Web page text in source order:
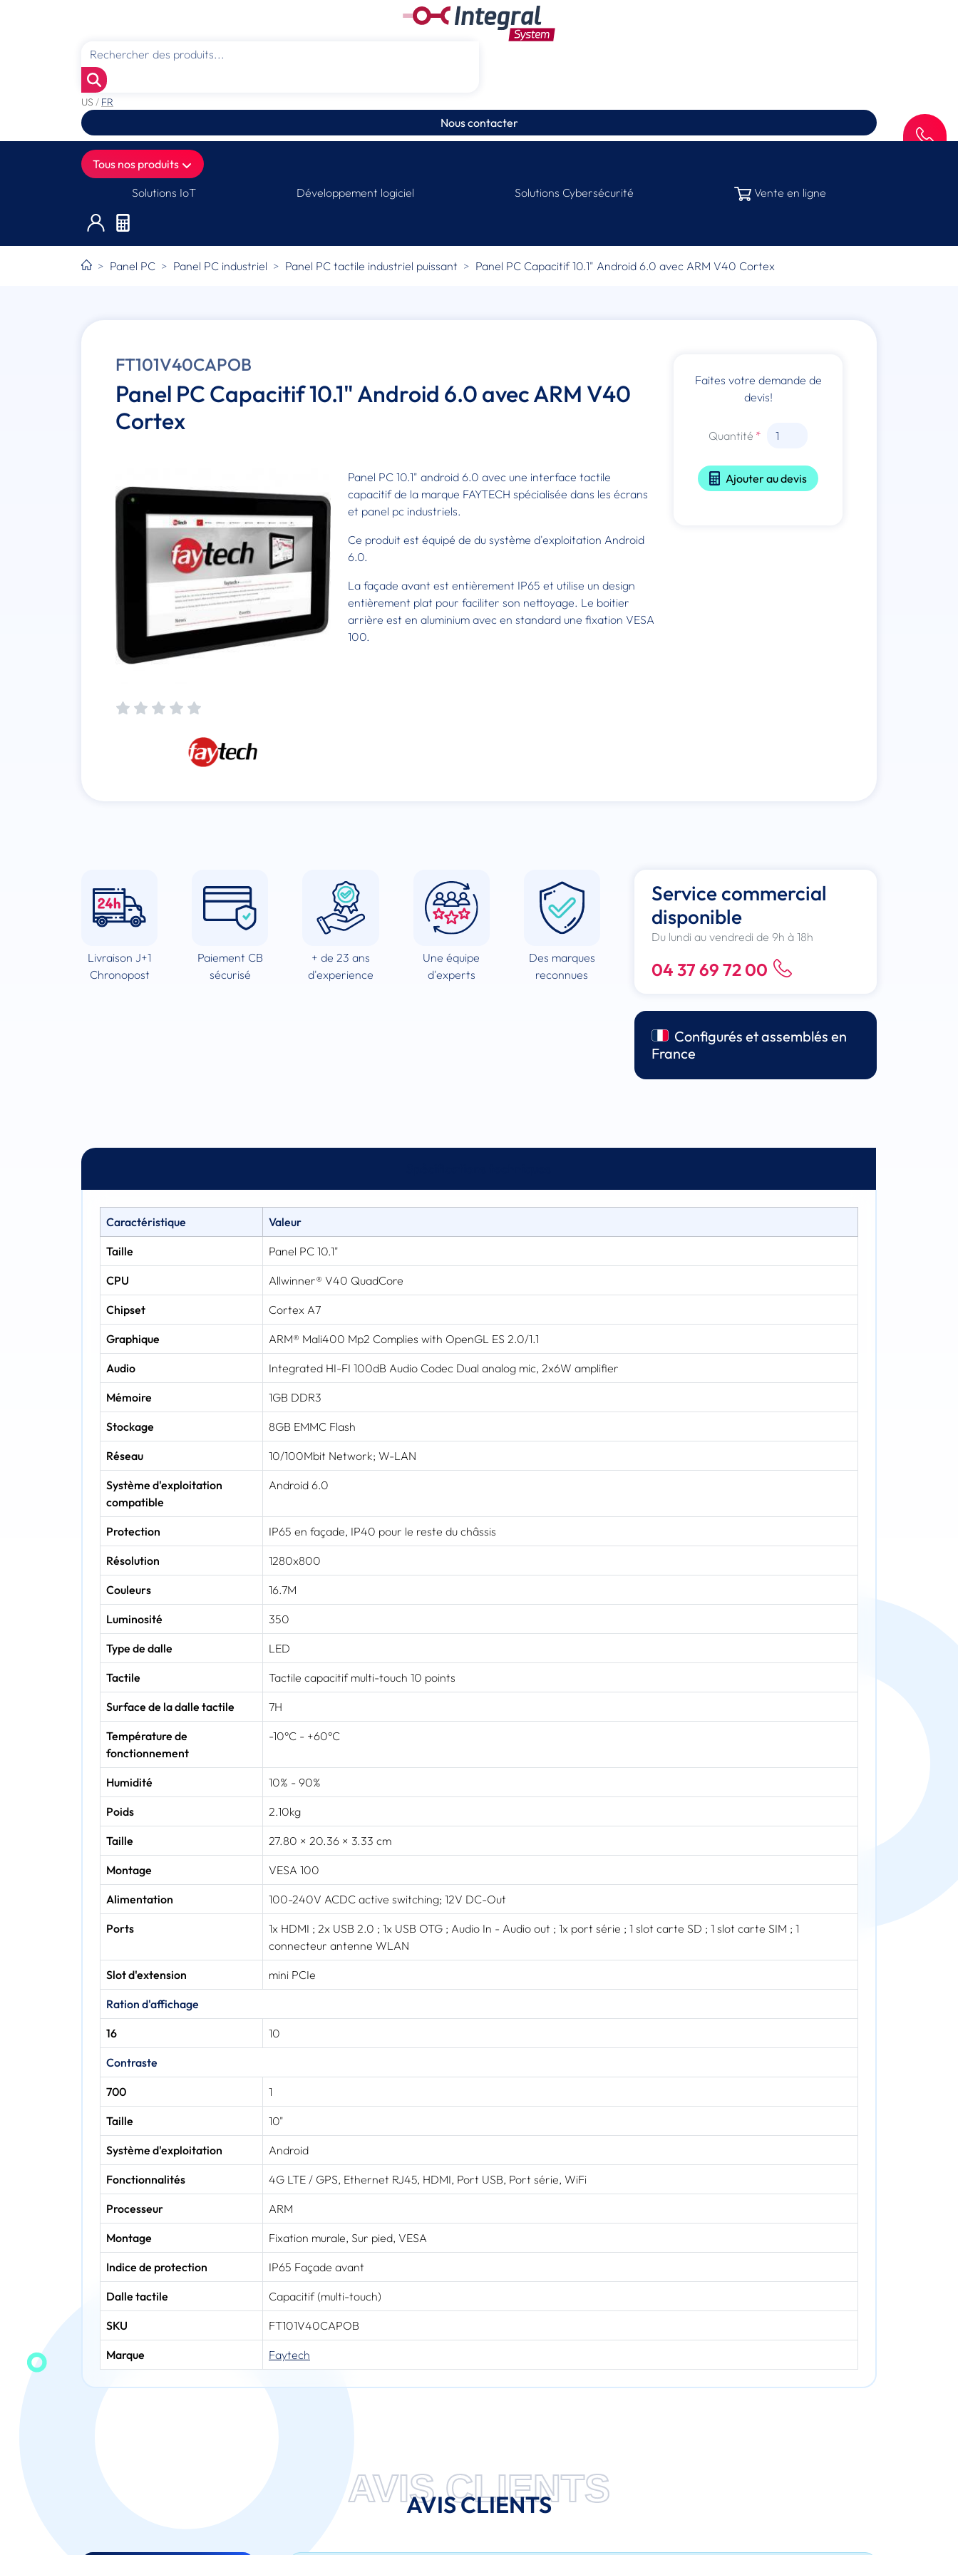
US / FR
Nous contacter
Tous nos produits
Solutions IoT Développement logiciel Solutions Cybersécurité Vente en ligne
Panel PC Panel PC industriel Panel PC tactile industriel puissant Panel PC Capacitif 10.1" Android 6.0 avec ARM V40 Cortex
FT101V40CAPOB
Panel PC Capacitif 10.1" Android 6.0 avec ARM V40
Cortex
Panel PC 10.1" android 6.0 avec une interface tactile
capacitif de la marque FAYTECH spécialisée dans les écrans
et panel pc industriels.
Ce produit est équipé de du système d'exploitation Android
6.0.
La façade avant est entièrement IP65 et utilise un design
entièrement plat pour faciliter son nettoyage. Le boitier
arrière est en aluminium avec en standard une fixation VESA
100.
Faites votre demande de
devis!
Quantité
Ajouter au devis
Livraison J+1
Chronopost
Paiement CB
sécurisé
+ de 23 ans
d'experience
Une équipe
d'experts
Des marques
reconnues
Service commercial
disponible
Du lundi au vendredi de 9h à 18h
04 37 69 72 00
Configurés et assemblés en
France
Caractéristique Valeur
Taille Panel PC 10.1"
CPU Allwinner® V40 QuadCore
Chipset Cortex A7
Graphique ARM® Mali400 Mp2 Complies with OpenGL ES 2.0/1.1
Audio Integrated HI-FI 100dB Audio Codec Dual analog mic, 2x6W amplifier
Mémoire 1GB DDR3
Stockage 8GB EMMC Flash
Réseau 10/100Mbit Network; W-LAN
Système d'exploitation
compatible
Android 6.0
Protection IP65 en façade, IP40 pour le reste du châssis
Résolution 1280x800
Couleurs 16.7M
Luminosité 350
Type de dalle LED
Tactile Tactile capacitif multi-touch 10 points
Surface de la dalle tactile 7H
Température de
fonctionnement
-10°C - +60°C
Humidité 10% - 90%
Poids 2.10kg
Taille 27.80 × 20.36 × 3.33 cm
Montage VESA 100
Alimentation 100-240V ACDC active switching; 12V DC-Out
Ports
1x HDMI ; 2x USB 2.0 ; 1x USB OTG ; Audio In - Audio out ; 1x port série ; 1 slot carte SD ; 1 slot carte SIM ; 1
connecteur antenne WLAN
Slot d'extension mini PCIe
Ration d'affichage
16 10
Contraste
700 1
Taille 10"
Système d'exploitation Android
Fonctionnalités 4G LTE / GPS, Ethernet RJ45, HDMI, Port USB, Port série, WiFi
Processeur ARM
Montage Fixation murale, Sur pied, VESA
Indice de protection IP65 Façade avant
Dalle tactile Capacitif (multi-touch)
SKU FT101V40CAPOB
Marque Faytech
AVIS CLIENTS
AVIS CLIENTS